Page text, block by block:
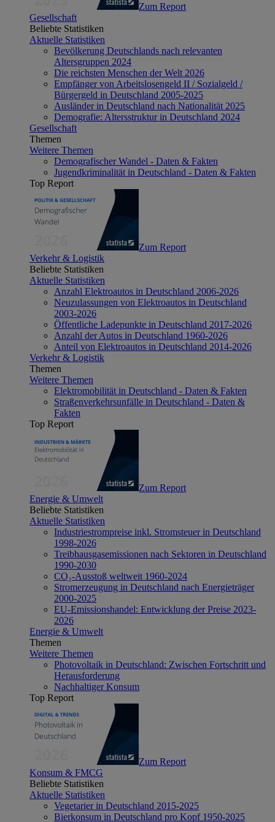
Zum Report
Gesellschaft
Beliebte Statistiken
Aktuelle Statistiken
Bevölkerung Deutschlands nach relevanten
Altersgruppen 2024
Die reichsten Menschen der Welt 2026
Empfänger von Arbeitslosengeld II / Sozialgeld /
Bürgergeld in Deutschland 2005-2025
Ausländer in Deutschland nach Nationalität 2025
Demografie: Altersstruktur in Deutschland 2024
Gesellschaft
Themen
Weitere Themen
Demografischer Wandel - Daten & Fakten
Jugendkriminalität in Deutschland - Daten & Fakten
Top Report
Zum Report
Verkehr & Logistik
Beliebte Statistiken
Aktuelle Statistiken
Anzahl Elektroautos in Deutschland 2006-2026
Neuzulassungen von Elektroautos in Deutschland
2003-2026
Öffentliche Ladepunkte in Deutschland 2017-2026
Anzahl der Autos in Deutschland 1960-2026
Anteil von Elektroautos in Deutschland 2014-2026
Verkehr & Logistik
Themen
Weitere Themen
Elektromobilität in Deutschland - Daten & Fakten
Straßenverkehrsunfälle in Deutschland - Daten &
Fakten
Top Report
Zum Report
Energie & Umwelt
Beliebte Statistiken
Aktuelle Statistiken
Industriestrompreise inkl. Stromsteuer in Deutschland
1998-2026
Treibhausgasemissionen nach Sektoren in Deutschland
1990-2030
CO₂-Ausstoß weltweit 1960-2024
Stromerzeugung in Deutschland nach Energieträger
2000-2025
EU-Emissionshandel: Entwicklung der Preise 2023-
2026
Energie & Umwelt
Themen
Weitere Themen
Photovoltaik in Deutschland: Zwischen Fortschritt und
Herausforderung
Nachhaltiger Konsum
Top Report
Zum Report
Konsum & FMCG
Beliebte Statistiken
Aktuelle Statistiken
Vegetarier in Deutschland 2015-2025
Bierkonsum in Deutschland pro Kopf 1950-2025